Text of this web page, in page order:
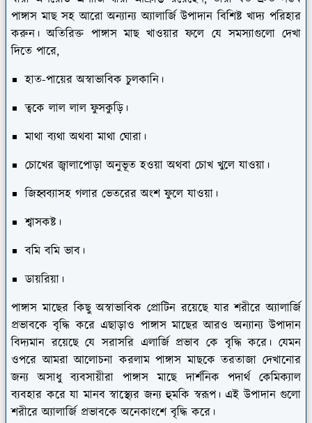
পাঙ্গাস মাছ সহ আরো অন্যান্য অ্যালার্জি উপাদান বিশিষ্ট খাদ্য পরিহার
করুন। অতিরিক্ত পাঙ্গাস মাছ খাওয়ার ফলে যে সমস্যাগুলো দেখা
দিতে পারে,
হাত-পায়ের অস্বাভাবিক চুলকানি।
ত্বকে লাল লাল ফুসকুড়ি।
মাথা ব্যথা অথবা মাথা ঘোরা।
চোখের জ্বালাপোড়া অনুভূত হওয়া অথবা চোখ খুলে যাওয়া।
জিহ্বব্যাসহ গলার ভেতরের অংশ ফুলে যাওয়া।
শ্বাসকষ্ট।
বমি বমি ভাব।
ডায়রিয়া।
পাঙ্গাস মাছের কিছু অস্বাভাবিক প্রোটিন রয়েছে যার শরীরে অ্যালার্জি
প্রভাবকে বৃদ্ধি করে এছাড়াও পাঙ্গাস মাছের আরও অন্যান্য উপাদান
বিদ্যমান রয়েছে যে সরাসরি এলার্জি প্রভাব কে বৃদ্ধি করে। যেমন
ওপরে আমরা আলোচনা করলাম পাঙ্গাস মাছকে তরতাজা দেখানোর
জন্য অসাধু ব্যবসায়ীরা পাঙ্গাস মাছে দার্শনিক পদার্থ কেমিক্যাল
ব্যবহার করে যা মানব স্বাস্থ্যের জন্য হুমকি স্বরূপ। এই উপাদান গুলো
শরীরে অ্যালার্জি প্রভাবকে অনেকাংশে বৃদ্ধি করে।